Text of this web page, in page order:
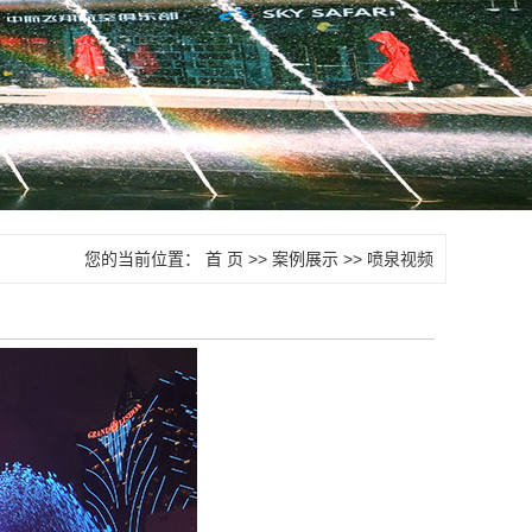
您的当前位置： 首 页 >> 案例展示 >> 喷泉视频